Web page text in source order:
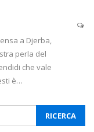
a Djerba,
perla del
che vale
è…